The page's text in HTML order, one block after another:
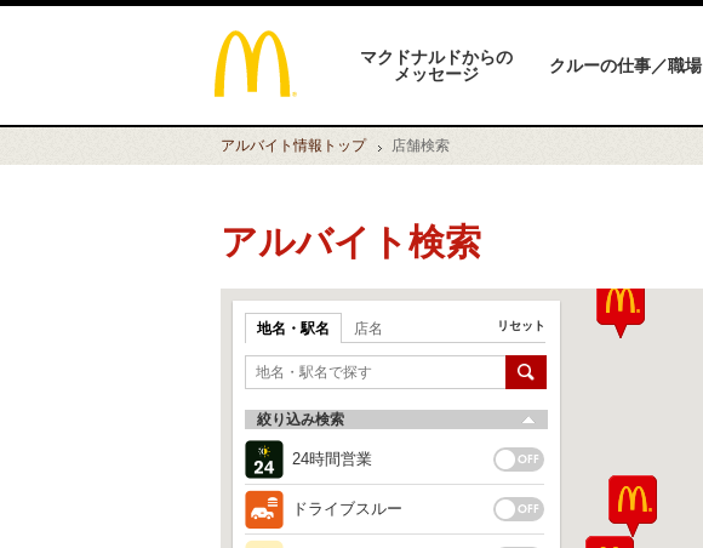
マクドナルドからの
メッセージ
クルーの仕事／職場
アルバイト情報 トップ 店舗検索
アルバイト検索
地名・駅名 店名 リセット
絞り込み検索
24時間営業
ドライブスルー